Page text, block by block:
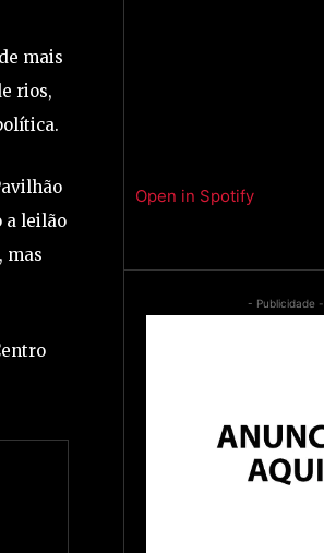
mais
rios,
a leilão
mas
Open in Spotify
- Publicidade -